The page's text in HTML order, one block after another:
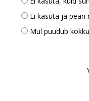
Ei kasuta ja pean
Mul puudub